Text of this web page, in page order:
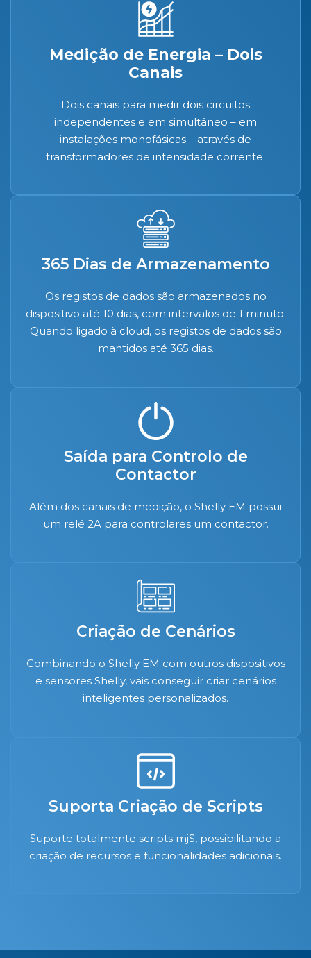
Medição de Energia – Dois
Canais
Dois canais para medir dois circuitos
independentes e em simultâneo – em
instalações monofásicas – através de
transformadores de intensidade corrente.
365 Dias de Armazenamento
Os registos de dados são armazenados no
dispositivo até 10 dias, com intervalos de 1 minuto.
Quando ligado à cloud, os registos de dados são
mantidos até 365 dias.
Saída para Controlo de
Contactor
Além dos canais de medição, o Shelly EM possui
um relé 2A para controlares um contactor.
Criação de Cenários
Combinando o Shelly EM com outros dispositivos
e sensores Shelly, vais conseguir criar cenários
inteligentes personalizados.
Suporta Criação de Scripts
Suporte totalmente scripts mjS, possibilitando a
criação de recursos e funcionalidades adicionais.